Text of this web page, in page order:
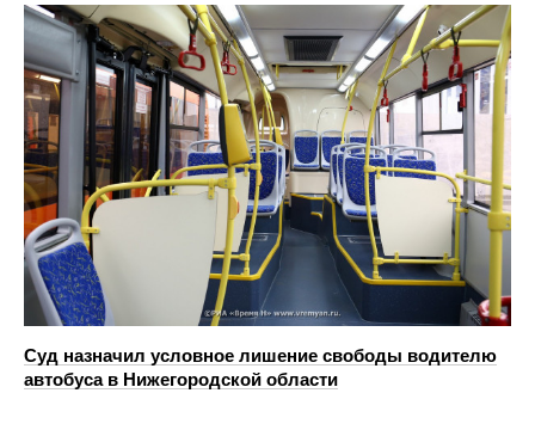
Суд назначил условное лишение свободы водителю
автобуса в Нижегородской области